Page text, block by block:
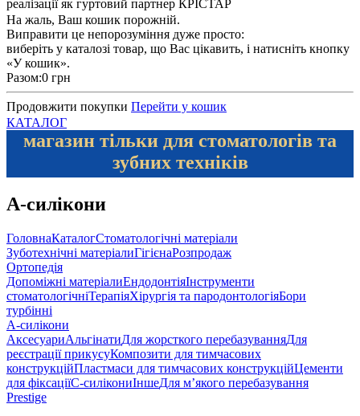
реалізації як гуртовий партнер КРІСТАР
На жаль, Ваш кошик порожній.
Виправити це непорозуміння дуже просто:
виберіть у каталозі товар, що Вас цікавить, і натисніть кнопку
«У кошик».
Разом:0 грн
Продовжити покупки Перейти у кошик
КАТАЛОГ
магазин тільки для стоматологів та
зубних техніків
А-силікони
ГоловнаКаталогСтоматологічні матеріали
Зуботехнічні матеріалиГігієнаРозпродаж
Ортопедія
Допоміжні матеріалиЕндодонтіяІнструменти
стоматологічніТерапіяХірургія та пародонтологіяБори
турбінні
А-силікони
АксесуариАльгінатиДля жорсткого перебазуванняДля
реєстрації прикусуКомпозити для тимчасових
конструкційПластмаси для тимчасових конструкційЦементи
для фіксаціїС-силікониІншеДля м’якого перебазування
Prestige